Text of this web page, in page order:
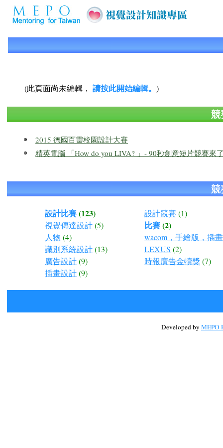
(此頁面尚未編輯， 請按此開始編輯。 )
競
2015 德國百靈校園設計大賽
精英電腦 「How do you LIVA? 」- 90秒創意短片競賽來
競
設計比賽(123)
視覺傳達設計(5)
人物 (4)
識別系統設計(13)
廣告設計(9)
插畫設計(9)
設計競賽 (1)
比賽(2)
wacom，手繪版，插
LEXUS (2)
時報廣告金犢獎(7)
Developed by MEPO